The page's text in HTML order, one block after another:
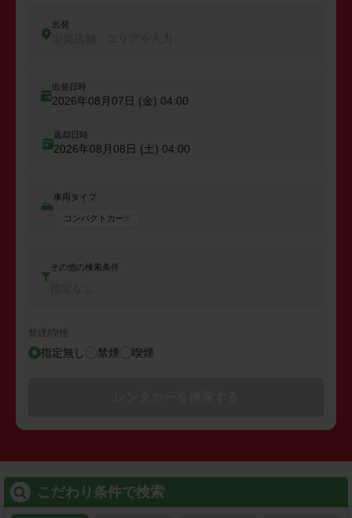
出発
出発日時
2026年08月07日 (金) 04:00
返却日時
2026年08月08日 (土) 04:00
車両タイプ
コンパクトカー
その他の検索条件
禁煙/喫煙
指定無し 禁煙 喫煙
こだわり条件で検索